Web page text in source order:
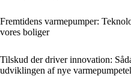
Fremtidens varmepumper:
vores boliger
Tilskud der driver innovation:
udviklingen af nye